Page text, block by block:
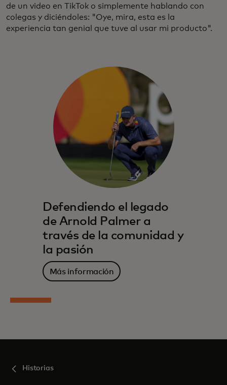
de un video en TikTok o simplemente hablando con
colegas y diciéndoles: "Oye, mira, esta es la
experiencia tan genial que tuve al usar mi producto".
Defendiendo el legado
de Arnold Palmer a
través de la comunidad y
la pasión
Más información
Historias